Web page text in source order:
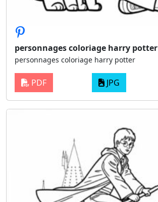
personnages coloriage harry potter
personnages coloriage harry potter
PDF JPG